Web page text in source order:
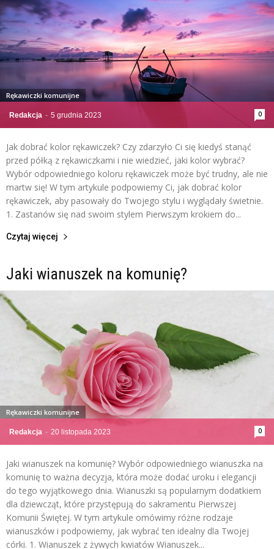
Redakcja - 5 grudnia 2023 0
Rękawiczki komunijne
Jak dobrać kolor rękawiczek? Czy zdarzyło Ci się kiedyś stanąć
przed półką z rękawiczkami i nie wiedzieć, jaki kolor wybrać?
Wybór odpowiedniego koloru rękawiczek może być trudny, ale nie
martw się! W tym artykule podpowiemy Ci, jak dobrać kolor
rękawiczek, aby pasowały do Twojego stylu i wyglądały świetnie.
1. Zastanów się nad swoim stylem Pierwszym krokiem do...
Czytaj więcej
Jaki wianuszek na komunię?
Redakcja - 20 listopada 2023 0
Rękawiczki komunijne
Jaki wianuszek na komunię? Wybór odpowiedniego wianuszka na
komunię to ważna decyzja, która może dodać uroku i elegancji
do tego wyjątkowego dnia. Wianuszki są popularnym dodatkiem
dla dziewcząt, które przystępują do sakramentu Pierwszej
Komunii Świętej. W tym artykule omówimy różne rodzaje
wianuszków i podpowiemy, jak wybrać ten idealny dla Twojej
córki. 1. Wianuszek z żywych kwiatów Wianuszek...